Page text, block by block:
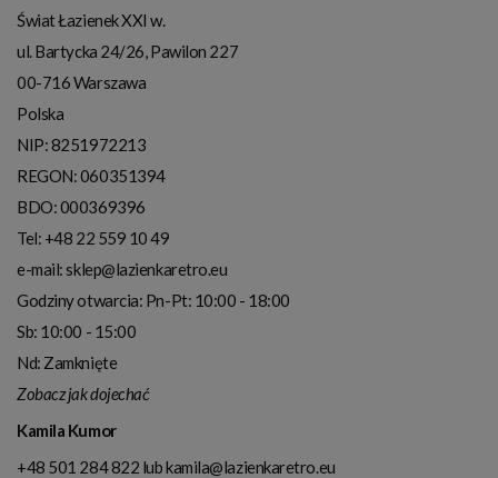
Świat Łazienek XXI w.
ul. Bartycka 24/26, Pawilon 227
00-716Warszawa
Polska
NIP:8251972213
REGON: 060351394
BDO: 000369396
Tel: +48 22 559 10 49
e-mail:sklep@lazienkaretro.eu
Godziny otwarcia: Pn-Pt: 10:00 - 18:00
Sb: 10:00 - 15:00
Nd: Zamknięte
Zobacz jak dojechać
Kamila Kumor
+48 501 284 822 lubkamila@lazienkaretro.eu